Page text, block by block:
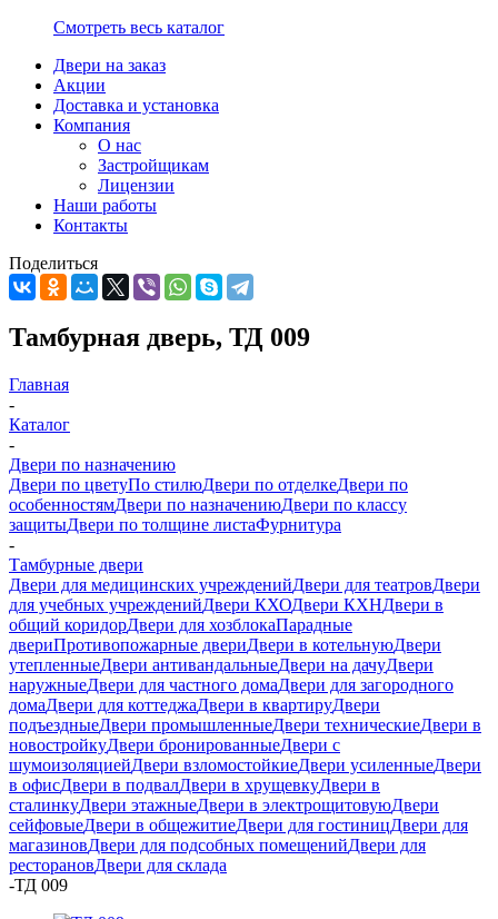
Смотреть весь каталог
Двери на заказ
Акции
Доставка и установка
Компания
О нас
Застройщикам
Лицензии
Наши работы
Контакты
Поделиться
Тамбурная дверь, ТД 009
Главная
-
Каталог
-
Двери по назначению
Двери по цветуПо стилюДвери по отделкеДвери по
особенностямДвери по назначениюДвери по классу
защитыДвери по толщине листаФурнитура
-
Тамбурные двери
Двери для медицинских учрежденийДвери для театровДвери
для учебных учрежденийДвери КХОДвери КХНДвери в
общий коридорДвери для хозблокаПарадные
двериПротивопожарные двериДвери в котельнуюДвери
утепленныеДвери антивандальныеДвери на дачуДвери
наружныеДвери для частного домаДвери для загородного
домаДвери для коттеджаДвери в квартируДвери
подъездныеДвери промышленныеДвери техническиеДвери в
новостройкуДвери бронированныеДвери с
шумоизоляциейДвери взломостойкиеДвери усиленныеДвери
в офисДвери в подвалДвери в хрущевкуДвери в
сталинкуДвери этажныеДвери в электрощитовуюДвери
сейфовыеДвери в общежитиеДвери для гостиницДвери для
магазиновДвери для подсобных помещенийДвери для
ресторановДвери для склада
-ТД 009